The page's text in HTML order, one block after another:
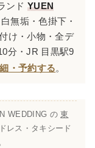
ンド YUEN
無垢・色掛下・
け・小物・全デ
分・JR 目黒駅9
・予約する。
WEDDING の東
ドレス・タキシード